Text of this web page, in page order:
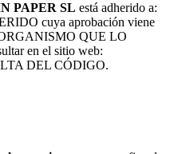
PAPER SL está adherido a:
cuya aprobación viene
ORGANISMO QUE LO
en el sitio web:
DEL CÓDIGO.